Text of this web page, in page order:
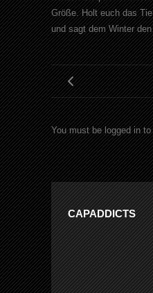
Größe. Holt euch das
und sagt dem Winter
You must be logged in
CAPADDICTS